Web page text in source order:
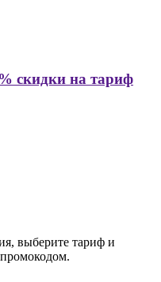
скидки на тариф
выберите тариф и